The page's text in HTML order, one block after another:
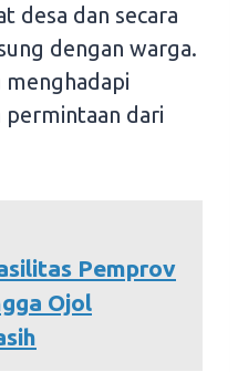
desa dan secara
dengan warga.
menghadapi
dari
Pemprov
Ojol